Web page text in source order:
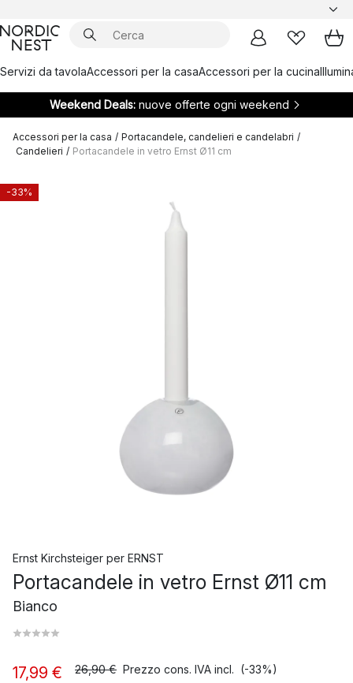
Servizi da tavolaAccessori per la casaAccessori per la cucina
Weekend Deals: nuove offerte ogni weekend
Accessori per la casa / Portacandele, candelieri e candelabri /
Candelieri / Portacandele in vetro Ernst Ø11 cm
-33%
Ernst Kirchsteiger per ERNST
Portacandele in vetro Ernst Ø11 cm
Bianco
17,99 € 26,90 € Prezzo cons. IVA incl. (-33%)